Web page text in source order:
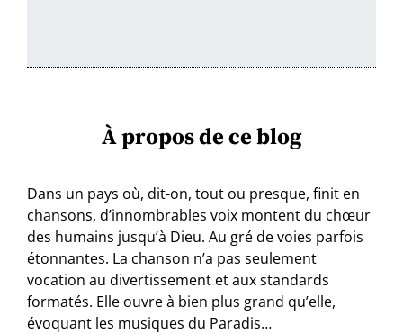
À propos de ce blog
Dans un pays où, dit-on, tout ou presque, finit en
chansons, d’innombrables voix montent du chœur
des humains jusqu’à Dieu. Au gré de voies parfois
étonnantes. La chanson n’a pas seulement
vocation au divertissement et aux standards
formatés. Elle ouvre à bien plus grand qu’elle,
évoquant les musiques du Paradis…